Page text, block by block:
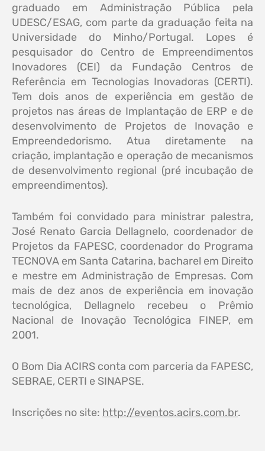
graduado em Administração Pública pela
UDESC/ESAG, com parte da graduação feita na
Universidade do Minho/Portugal. Lopes é
pesquisador do Centro de Empreendimentos
Inovadores (CEI) da Fundação Centros de
Referência em Tecnologias Inovadoras (CERTI).
Tem dois anos de experiência em gestão de
projetos nas áreas de Implantação de ERP e de
desenvolvimento de Projetos de Inovação e
Empreendedorismo. Atua diretamente na
criação, implantação e operação de mecanismos
de desenvolvimento regional (pré incubação de
empreendimentos).
Também foi convidado para ministrar palestra,
José Renato Garcia Dellagnelo, coordenador de
Projetos da FAPESC, coordenador do Programa
TECNOVA em Santa Catarina, bacharel em Direito
e mestre em Administração de Empresas. Com
mais de dez anos de experiência em inovação
tecnológica, Dellagnelo recebeu o Prêmio
Nacional de Inovação Tecnológica FINEP, em
2001.
O Bom Dia ACIRS conta com parceria da FAPESC,
SEBRAE, CERTI e SINAPSE.
Inscrições no site: http://eventos.acirs.com.br.